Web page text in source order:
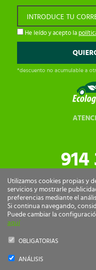
INTRODUCE TU
He leído y acepto la
*descuento no acumulable a
914
Utilizamos cookies propias y
servicios y mostrarle
preferencias mediante el
Si continua navegando,
Puede cambiar la
aquí
OBLIGATORIAS
ANÁLISIS